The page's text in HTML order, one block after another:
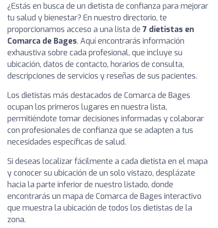
¿Estás en busca de un dietista de confianza para mejorar
tu salud y bienestar? En nuestro directorio, te
proporcionamos acceso a una lista de 7 dietistas en
Comarca de Bages. Aquí encontrarás información
exhaustiva sobre cada profesional, que incluye su
ubicación, datos de contacto, horarios de consulta,
descripciones de servicios y reseñas de sus pacientes.
Los dietistas más destacados de Comarca de Bages
ocupan los primeros lugares en nuestra lista,
permitiéndote tomar decisiones informadas y colaborar
con profesionales de confianza que se adapten a tus
necesidades específicas de salud.
Si deseas localizar fácilmente a cada dietista en el mapa
y conocer su ubicación de un solo vistazo, desplázate
hacia la parte inferior de nuestro listado, donde
encontrarás un mapa de Comarca de Bages interactivo
que muestra la ubicación de todos los dietistas de la
zona.